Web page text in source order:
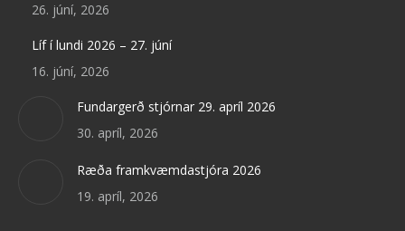
window
26. júní, 2026
Líf í lundi 2026 – 27. júní
16. júní, 2026
Fundargerð stjórnar 29. apríl 2026
30. apríl, 2026
Ræða framkvæmdastjóra 2026
19. apríl, 2026